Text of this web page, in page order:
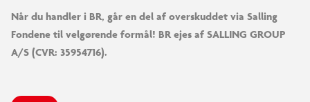
Når du handler i BR, går en del af overskuddet via Salling
Fondene til velgørende formål! BR ejes af SALLING GROUP
A/S (CVR: 35954716).